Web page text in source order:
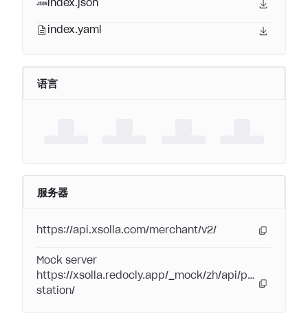
index.json
index.yaml
语言
服务器
https://api.xsolla.com/merchant/v2/
Mock server
https://xsolla.redocly.app/_mock/zh/api/pay-
station/